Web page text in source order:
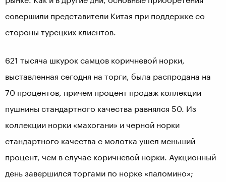
совершили представители Китая при поддержке со
стороны турецких клиентов.
621 тысяча шкурок самцов коричневой норки,
выставленная сегодня на торги, была распродана на
70 процентов, причем процент продаж коллекции
пушнины стандартного качества равнялся 50. Из
коллекции норки «махогани» и черной норки
стандартного качества с молотка ушел меньший
процент, чем в случае коричневой норки. Аукционный
день завершился торгами по норке «паломино»;